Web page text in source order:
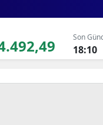
Ankara
Antalya Son
18:10